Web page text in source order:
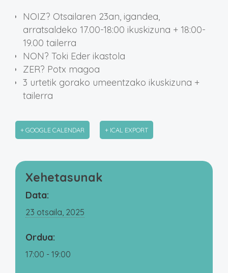
NOIZ? Otsailaren 23an, igandea,
arratsaldeko 17.00-18:00 ikuskizuna + 18:00-
19.00 tailerra
NON? Toki Eder ikastola
ZER? Potx magoa
3 urtetik gorako umeentzako ikuskizuna +
tailerra
+ GOOGLE CALENDAR + ICAL EXPORT
Xehetasunak
Data:
23 otsaila, 2025
Ordua:
17:00 - 19:00